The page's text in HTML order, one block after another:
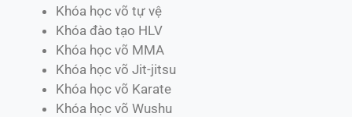
Khóa học võ tự vệ
Khóa đào tạo HLV
Khóa học võ MMA
Khóa học võ Jit-jitsu
Khóa học võ Karate
Khóa học võ Wushu